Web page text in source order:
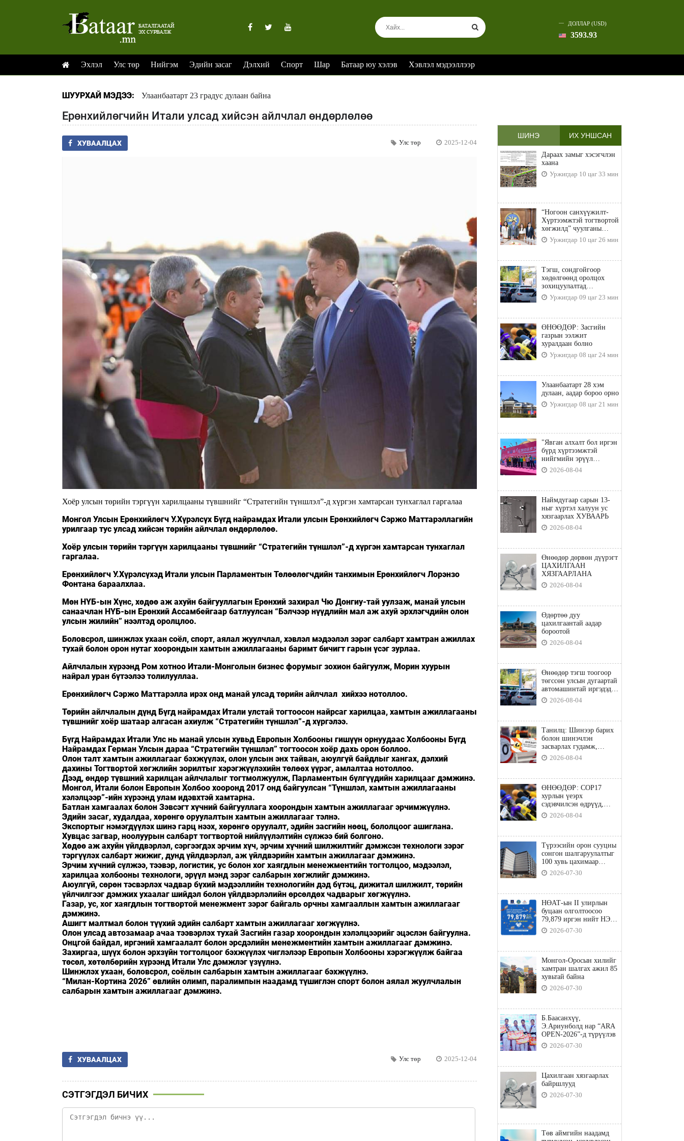
ДОЛЛАР (USD)
3593.93
Эхлэл Улс төр Нийгэм Эдийн засаг Дэлхий Спорт Шар Батаар юу хэлэв Хэвлэл мэдээллээр
ШУУРХАЙ МЭДЭЭ: Улаанбаатарт 23 градус дулаан байна
Ерөнхийлөгчийн Итали улсад хийсэн айлчлал өндөрлөлөө
ХУВААЛЦАХ Улс төр 2025-12-04
Хоёр улсын төрийн тэргүүн харилцааны түвшнийг “Стратегийн түншлэл”-д хүргэн хамтарсан тунхаглал гаргалаа
Монгол Улсын Ерөнхийлөгч У.Хүрэлсүх Бүгд найрамдах Итали улсын Ерөнхийлөгч Сэржо Маттарэллагийн
урилгаар тус улсад хийсэн төрийн айлчлал өндөрлөлөө.
Хоёр улсын төрийн тэргүүн харилцааны түвшнийг “Стратегийн түншлэл”-д хүргэн хамтарсан тунхаглал
гаргалаа.
Ерөнхийлөгч У.Хүрэлсүхэд Итали улсын Парламентын Төлөөлөгчдийн танхимын Ерөнхийлөгч Лорэнзо
Фонтана бараалхлаа.
Мөн НҮБ-ын Хүнс, хөдөө аж ахуйн байгууллагын Ерөнхий захирал Чю Донгиу-тай уулзаж, манай улсын
санаачлан НҮБ-ын Ерөнхий Ассамбейгаар батлуулсан “Бэлчээр нүүдлийн мал аж ахуй эрхлэгчдийн олон
улсын жилийн” нээлтэд оролцлоо.
Боловсрол, шинжлэх ухаан соёл, спорт, аялал жуулчлал, хэвлэл мэдээлэл зэрэг салбарт хамтран ажиллах
тухай болон орон нутаг хоорондын хамтын ажиллагааны баримт бичигт гарын үсэг зурлаа.
Айлчлалын хүрээнд Ром хотноо Итали-Монголын бизнес форумыг зохион байгуулж, Морин хуурын
найрал уран бүтээлээ толилууллаа.
Ерөнхийлөгч Сэржо Маттарэлла ирэх онд манай улсад төрийн айлчлал хийхээ нотоллоо.
Төрийн айлчлалын дүнд Бүгд найрамдах Итали улстай тогтоосон найрсаг харилцаа, хамтын ажиллагааны
түвшнийг хоёр шатаар алгасан ахиулж “Стратегийн түншлэл”-д хүргэлээ.
Бүгд Найрамдах Итали Улс нь манай улсын хувьд Европын Холбооны гишүүн орнуудаас Холбооны Бүгд
Найрамдах Герман Улсын дараа “Стратегийн түншлэл” тогтоосон хоёр дахь орон боллоо.
Олон талт хамтын ажиллагааг бэхжүүлэх, олон улсын энх тайван, аюулгүй байдлыг хангах, дэлхий
дахины Тогтвортой хөгжлийн зорилтыг хэрэгжүүлэхийн төлөөх үүрэг, амлалтаа нотоллоо.
Дээд, өндөр түвшний харилцан айлчлалыг тогтмолжуулж, Парламентын бүлгүүдийн харилцааг дэмжинэ.
Монгол, Итали болон Европын Холбоо хооронд 2017 онд байгуулсан “Түншлэл, хамтын ажиллагааны
хэлэлцээр”-ийн хүрээнд улам идэвхтэй хамтарна.
Батлан хамгаалах болон Зэвсэгт хүчний байгууллага хоорондын хамтын ажиллагааг эрчимжүүлнэ.
Эдийн засаг, худалдаа, хөрөнгө оруулалтын хамтын ажиллагааг тэлнэ.
Экспортыг нэмэгдүүлэх шинэ гарц нээх, хөрөнгө оруулалт, эдийн засгийн нөөц, бололцоог ашиглана.
Хувцас загвар, ноолуурын салбарт тогтвортой нийлүүлэлтийн сүлжээ бий болгоно.
Хөдөө аж ахуйн үйлдвэрлэл, сэргээгдэх эрчим хүч, эрчим хүчний шилжилтийг дэмжсэн технологи зэрэг
тэргүүлэх салбарт жижиг, дунд үйлдвэрлэл, аж үйлдвэрийн хамтын ажиллагааг дэмжинэ.
Эрчим хүчний сүлжээ, тээвэр, логистик, ус болон хог хаягдлын менежментийн тогтолцоо, мэдээлэл,
харилцаа холбооны технологи, эрүүл мэнд зэрэг салбарын хөгжлийг дэмжинэ.
Аюулгүй, сөрөн тэсвэрлэх чадвар бүхий мэдээллийн технологийн дэд бүтэц, дижитал шилжилт, төрийн
үйлчилгээг дэмжих ухаалаг шийдэл болон үйлдвэрлэлийн өрсөлдөх чадварыг хөгжүүлнэ.
Газар, ус, хог хаягдлын тогтвортой менежмент зэрэг байгаль орчны хамгааллын хамтын ажиллагааг
дэмжинэ.
Ашигт малтмал болон түүхий эдийн салбарт хамтын ажиллагааг хөгжүүлнэ.
Олон улсад автозамаар ачаа тээвэрлэх тухай Засгийн газар хоорондын хэлэлцээрийг эцэслэн байгуулна.
Онцгой байдал, иргэний хамгаалалт болон эрсдэлийн менежментийн хамтын ажиллагааг дэмжинэ.
Захиргаа, шүүх болон эрхзүйн тогтолцоог бэхжүүлэх чиглэлээр Европын Холбооны хэрэгжүүлж байгаа
төсөл, хөтөлбөрийн хүрээнд Итали Улс дэмжлэг үзүүлнэ.
Шинжлэх ухаан, боловсрол, соёлын салбарын хамтын ажиллагааг бэхжүүлнэ.
“Милан-Кортина 2026” өвлийн олимп, паралимпын наадамд түшиглэн спорт болон аялал жуулчлалын
салбарын хамтын ажиллагааг дэмжинэ.
ХУВААЛЦАХ Улс төр 2025-12-04
СЭТГЭГДЭЛ БИЧИХ
ШИНЭ ИХ УНШСАН
Дараах замыг хэсэгчлэн
хаана
Уржигдар 10 цаг 33 мин
“Ногоон санхүүжилт-
Хүртээмжтэй тогтвортой
хөгжилд” чуулганы
бэлтгэл ажил, зорилго,
хүрэх үр дүнгийн талаар
Уржигдар 10 цаг 26 мин
Тэгш, сондгойгоор
хөдөлгөөнд оролцох
зохицуулалтад
хамаарахгүй тээврийн
хэрэгслүүд
Уржигдар 09 цаг 23 мин
ӨНӨӨДӨР: Засгийн
газрын ээлжит
хуралдаан болно
Уржигдар 08 цаг 24 мин
Улаанбаатарт 28 хэм
дулаан, аадар бороо орно
Уржигдар 08 цаг 21 мин
"Явган алхалт бол иргэн
бүрд хүртээмжтэй
нийгмийн эрүүл
мэндийн бодлого"
2026-08-04
Наймдугаар сарын 13-
ныг хүртэл халуун ус
хязгаарлах ХУВААРЬ
2026-08-04
Өнөөдөр дөрвөн дүүрэгт
ЦАХИЛГААН
ХЯЗГААРЛАНА
2026-08-04
Өдөртөө дуу
цахилгаантай аадар
бороотой
2026-08-04
Өнөөдөр тэгш тоогоор
төгссөн улсын дугаартай
автомашинтай иргэдэд
шатахуун олгоно
2026-08-04
Танилц: Шинээр барих
болон шинэчлэн
засварлах гудамж,
замууд
2026-08-04
ӨНӨӨДӨР: COP17
хурлын үеэрх
сэдэвчилсэн өдрүүд,
үзвэр үйлчилгээний
талаар мэдээлнэ
2026-08-04
Түрээсийн орон сууцны
сонгон шалгаруулалтыг
100 хувь цахимаар
явуулна
2026-07-30
НӨАТ-ын II улирлын
буцаан олголтоосоо
79,879 иргэн нийт НЭГ
ТЭРБУМ төгрөгийн
татвараа төлөв
2026-07-30
Монгол-Оросын хилийг
хамтран шалгах ажил 85
хувьтай байна
2026-07-30
Б.Баасанхүү,
Э.Ариунболд нар “ARA
OPEN-2026”-д түрүүлэв
2026-07-30
Цахилгаан хязгаарлах
байршлууд
2026-07-30
Төв аймгийн наадамд